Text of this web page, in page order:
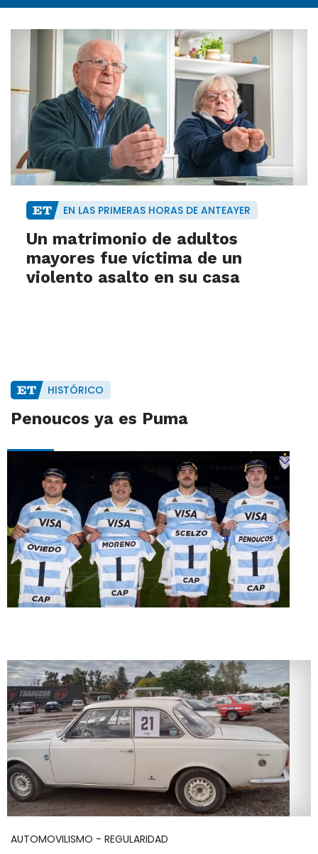
EN LAS PRIMERAS HORAS DE ANTEAYER
Un matrimonio de adultos
mayores fue víctima de un
violento asalto en su casa
HISTÓRICO
Penoucos ya es Puma
AUTOMOVILISMO - REGULARIDAD